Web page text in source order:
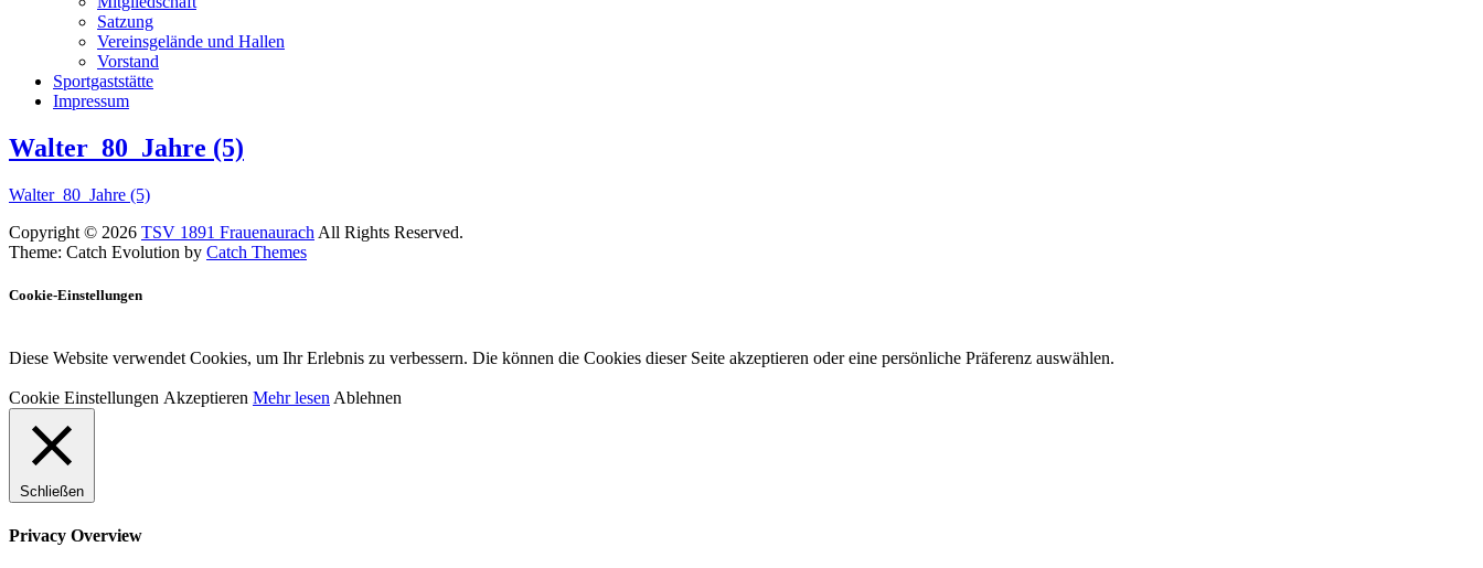
Satzung
Vereinsgelände und Hallen
Vorstand
Sportgaststätte
Impressum
Walter_80_Jahre (5)
Walter_80_Jahre (5)
Copyright © 2026 TSV 1891 Frauenaurach All Rights Reserved.
Theme: Catch Evolution by Catch Themes
Cookie-Einstellungen
Diese Website verwendet Cookies, um Ihr Erlebnis zu verbessern. Die können die Cookies dieser Seite akzeptieren oder eine persönliche Präferenz auswählen.
Cookie Einstellungen Akzeptieren Mehr lesen Ablehnen
Schließen
Privacy Overview